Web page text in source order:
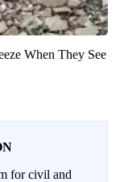
When They See
for civil and